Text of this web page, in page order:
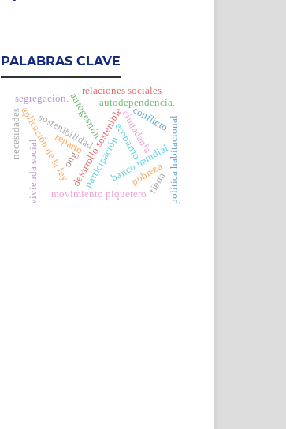
PALABRAS CLAVE
sostenibilidaddesarrollo sostenibleecobarrio
banco mundial
aplicación de la ley
movimiento piquetero
autodependencia.
vivienda social
autogestión política habitacional
segregación.
ciudadanía
necesidades
participación pobreza
relaciones sociales
reparto
conflicto
tierra.
ong